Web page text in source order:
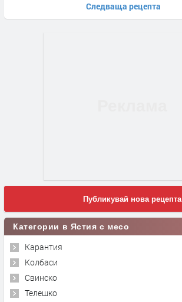
Следваща рецепта
Публикувай нова рецепта
Категории в Ястия с месо
Карантия
Колбаси
Свинско
Телешко